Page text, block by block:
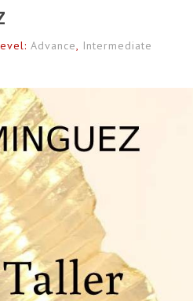
Advance, Intermediate